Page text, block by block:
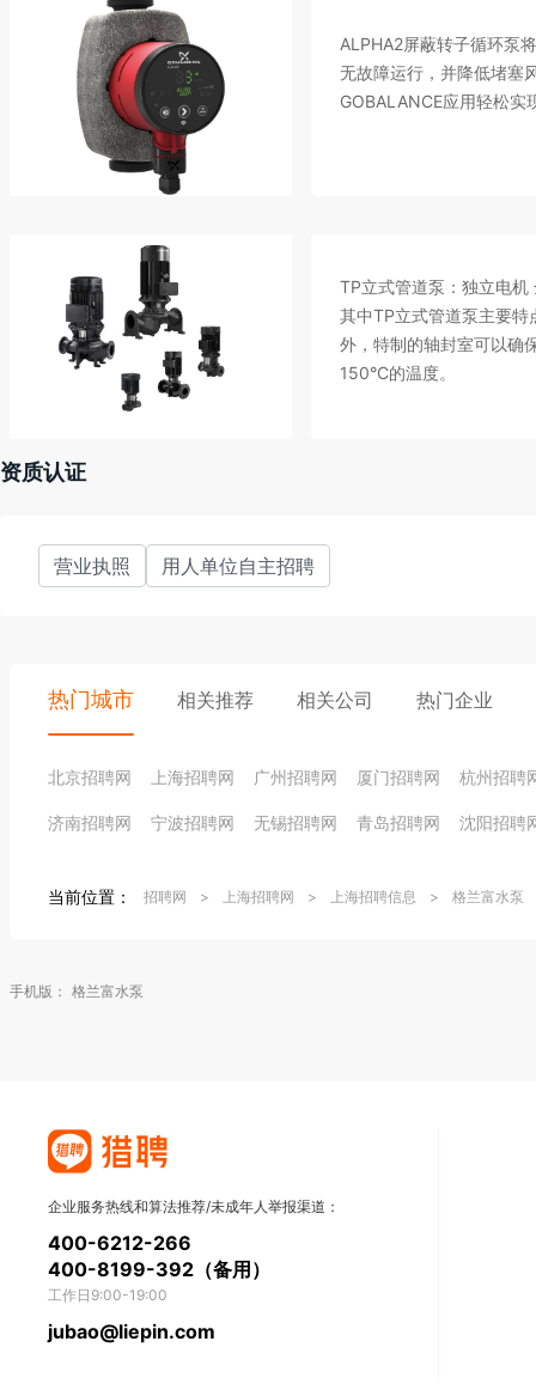
ALPHA2屏蔽转子循环泵
无故障运行，并降低堵塞
GOBALANCE应用轻松实
TP立式管道泵：独立电
其中TP立式管道泵主要
外，特制的轴封室可以确
150°C的温度。
资质认证
营业执照 用人单位自主招聘
热门城市 相关推荐 相关公司 热门企业
北京招聘网 上海招聘网 广州招聘网 厦门招聘网 杭州招聘
济南招聘网 宁波招聘网 无锡招聘网 青岛招聘网 沈阳招聘
当前位置： 招聘网 > 上海招聘网 > 上海招聘信息 > 格兰富水泵
手机版： 格兰富水泵